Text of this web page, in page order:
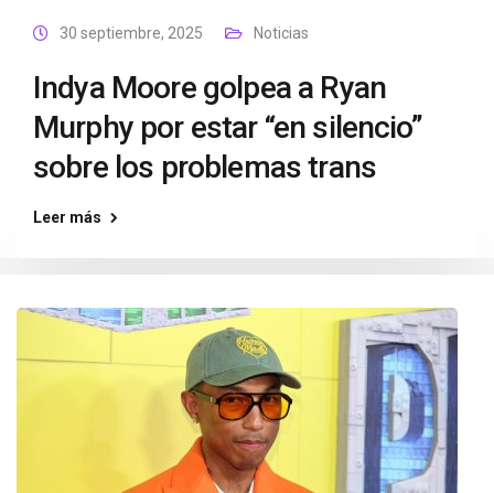
30 septiembre, 2025 Noticias
Indya Moore golpea a Ryan
Murphy por estar “en silencio”
sobre los problemas trans
Leer más